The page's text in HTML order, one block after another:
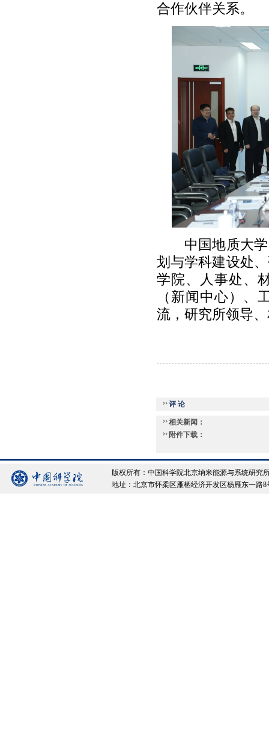
合作伙伴关系。
中国地质大
划与学科建设处
学院、人事处、
（新闻中心）、
流，研究所领导
评 论
相关新闻：
附件下载：
版权所有：中国科学院北京纳米能源与系统研究
地址：北京市怀柔区雁栖经济开发区杨雁东一路8